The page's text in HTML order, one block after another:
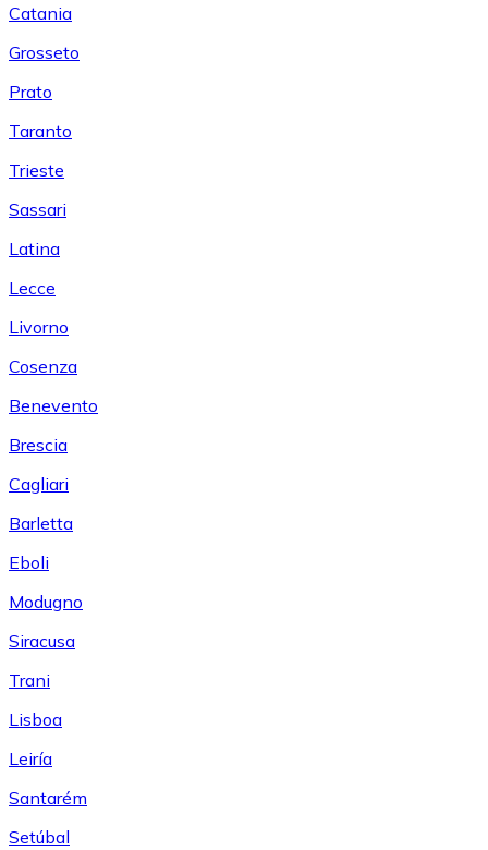
Catania
Grosseto
Prato
Taranto
Trieste
Sassari
Latina
Lecce
Livorno
Cosenza
Benevento
Brescia
Cagliari
Barletta
Eboli
Modugno
Siracusa
Trani
Lisboa
Leiría
Santarém
Setúbal